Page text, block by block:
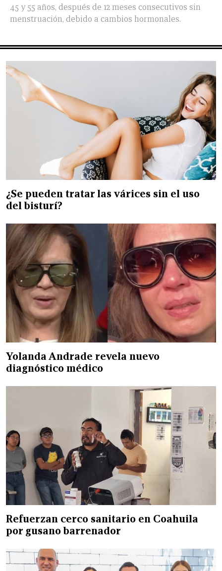
45 y 55 años, después de 12 meses consecutivos sin
menstruación, debido a cambios hormonales.
¿Se pueden tratar las várices sin el uso
del bisturí?
Yolanda Andrade revela nuevo
diagnóstico médico
Refuerzan cerco sanitario en Coahuila
por gusano barrenador